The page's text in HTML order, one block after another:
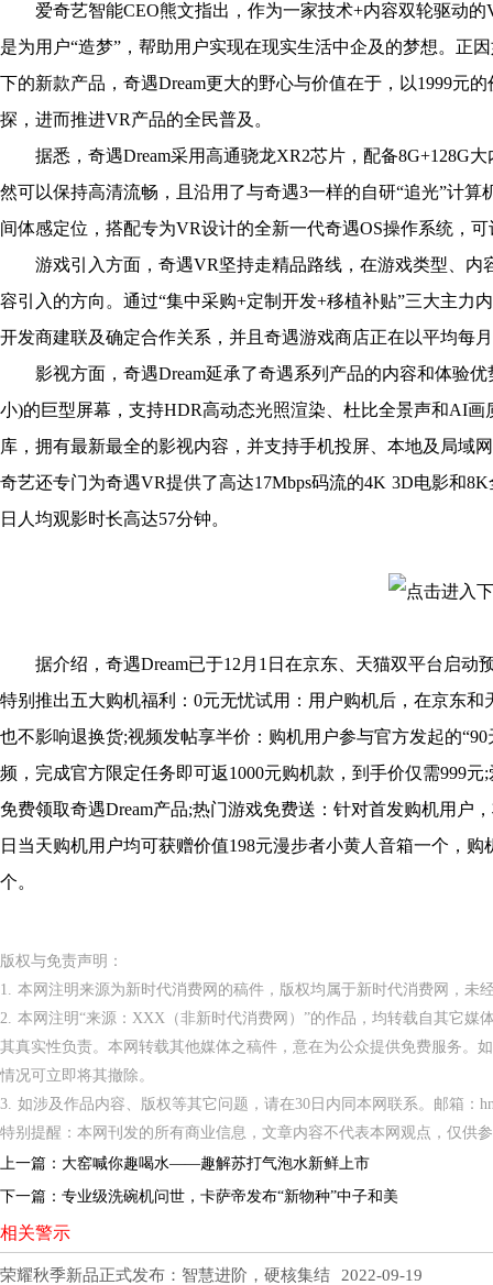
爱奇艺智能CEO熊文指出，作为一家技术+内容双轮驱动的
是为用户“造梦”，帮助用户实现在现实生活中企及的梦想。正
下的新款产品，奇遇Dream更大的野心与价值在于，以1999元
探，进而推进VR产品的全民普及。
据悉，奇遇Dream采用高通骁龙XR2芯片，配备8G+128G
然可以保持高清流畅，且沿用了与奇遇3一样的自研“追光”计
间体感定位，搭配专为VR设计的全新一代奇遇OS操作系统，
游戏引入方面，奇遇VR坚持走精品路线，在游戏类型、内
容引入的方向。通过“集中采购+定制开发+移植补贴”三大主力
开发商建联及确定合作关系，并且奇遇游戏商店正在以平均每
影视方面，奇遇Dream延承了奇遇系列产品的内容和体验优
小)的巨型屏幕，支持HDR高动态光照渲染、杜比全景声和AI
库，拥有最新最全的影视内容，并支持手机投屏、本地及局域
奇艺还专门为奇遇VR提供了高达17Mbps码流的4K 3D电影和
日人均观影时长高达57分钟。
据介绍，奇遇Dream已于12月1日在京东、天猫双平台启动
特别推出五大购机福利：0元无忧试用：用户购机后，在京东
也不影响退换货;视频发帖享半价：购机用户参与官方发起的
频，完成官方限定任务即可返1000元购机款，到手价仅需999
免费领取奇遇Dream产品;热门游戏免费送：针对首发购机用户
日当天购机用户均可获赠价值198元漫步者小黄人音箱一个，
个。
版权与免责声明：
1. 本网注明来源为新时代消费网的稿件，版权均属于新时代消费网，未
2. 本网注明“来源：XXX（非新时代消费网）”的作品，均转载自其它
其真实性负责。本网转载其他媒体之稿件，意在为公众提供免费服务。
情况可立即将其撤除。
3. 如涉及作品内容、版权等其它问题，请在30日内同本网联系。邮箱：
特别提醒：本网刊发的所有商业信息，文章内容不代表本网观点，仅供
上一篇： 大窑喊你趣喝水——趣解苏打气泡水新鲜上市
下一篇： 专业级洗碗机问世，卡萨帝发布“新物种”中子和美
相关警示
荣耀秋季新品正式发布：智慧进阶，硬核集结 2022-09-19